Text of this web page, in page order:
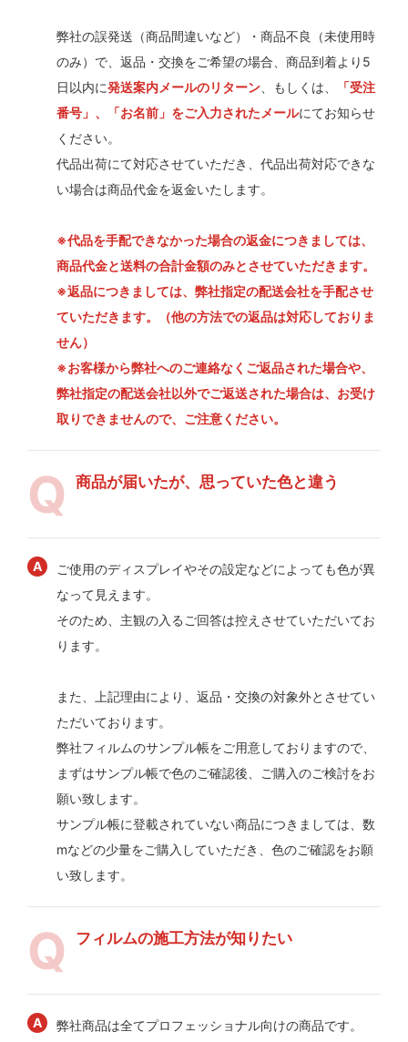
弊社の誤発送（商品間違いなど）・商品不良（未使用時
のみ）で、返品・交換をご希望の場合、商品到着より5
日以内に発送案内メールのリターン 、もしくは、
「受注
番号」、「お名前」をご入力されたメールにてお知らせ
ください。
代品出荷にて対応させていただき、代品出荷対応できな
い場合は商品代金を返金いたします。
※代品を手配できなかった場合の返金につきましては、
商品代金と送料の合計金額のみとさせていただきます。
※返品につきましては、弊社指定の配送会社を手配させ
ていただきます。（他の方法での返品は対応しておりま
せん）
※お客様から弊社へのご連絡なくご返品された場合や、
弊社指定の配送会社以外でご返送された場合は、お受け
取りできませんので、ご注意ください。
商品が届いたが、思っていた色と違う
ご使用のディスプレイやその設定などによっても色が異
なって見えます。
そのため、主観の入るご回答は控えさせていただいてお
ります。
また、上記理由により、返品・交換の対象外とさせてい
ただいております。
弊社フィルムのサンプル帳をご用意しておりますので、
まずはサンプル帳で色のご確認後、ご購入のご検討をお
願い致します。
サンプル帳に登載されていない商品につきましては、数
mなどの少量をご購入していただき、色のご確認をお願
い致します。
フィルムの施工方法が知りたい
弊社商品は全てプロフェッショナル向けの商品です。